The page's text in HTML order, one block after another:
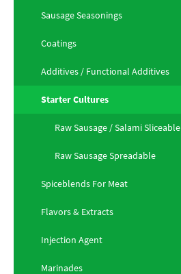
Sausage Seasonings
Coatings
Additives / Functional Additives
Starter Cultures
Raw Sausage / Salami Sliceable
Raw Sausage Spreadable
Spiceblends For Meat
Flavors & Extracts
Injection Agent
Marinades